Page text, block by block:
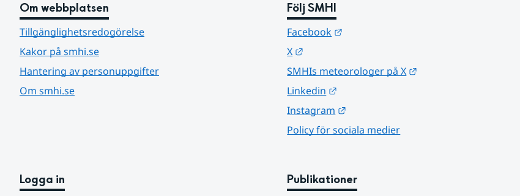
Om webbplatsen
Tillgänglighetsredogörelse
Kakor på smhi.se
Hantering av personuppgifter
Om smhi.se
Följ SMHI
Facebook
X
SMHIs meteorologer på X
Linkedin
Instagram
Policy för sociala medier
Logga in Publikationer